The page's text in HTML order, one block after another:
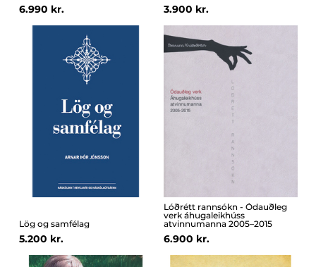
6.990 kr. 3.900 kr.
Lög og samfélag
5.200 kr.
Lóðrétt rannsókn - Ódauðleg
verk áhugaleikhúss
atvinnumanna 2005–2015
6.900 kr.